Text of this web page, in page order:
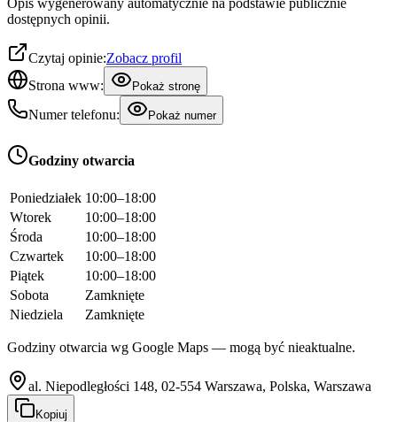
Opis wygenerowany automatycznie na podstawie publicznie
dostępnych opinii.
Czytaj opinie:Zobacz profil
Strona www:
Pokaż stronę
Numer telefonu: Pokaż numer
Godziny otwarcia
Poniedziałek 10:00–18:00
Wtorek
10:00–18:00
Środa
10:00–18:00
Czwartek
10:00–18:00
Piątek
10:00–18:00
Sobota
Zamknięte
Niedziela
Zamknięte
Godziny otwarcia wg Google Maps — mogą być nieaktualne.
al. Niepodległości 148, 02-554 Warszawa, Polska, Warszawa
Kopiuj